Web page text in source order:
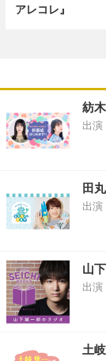
アレコレ』
紡
出演
田
出演
山
出演
土